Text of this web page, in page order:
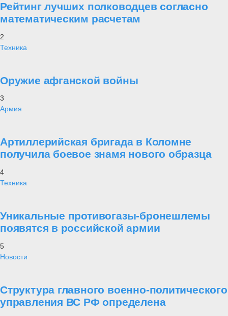
Рейтинг лучших полководцев согласно
математическим расчетам
2
Техника
Оружие афганской войны
3
Армия
Артиллерийская бригада в Коломне
получила боевое знамя нового образца
4
Техника
Уникальные противогазы-бронешлемы
появятся в российской армии
5
Новости
Структура главного военно-политического
управления ВС РФ определена